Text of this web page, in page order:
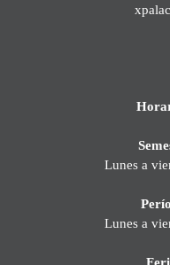
Lunes a
Lunes a